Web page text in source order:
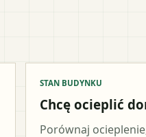
STAN BUDYNKU
Chcę ocieplić
Porównaj